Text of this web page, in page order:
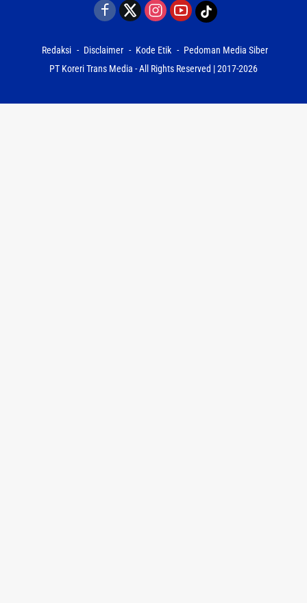
Redaksi Disclaimer Kode Etik
Pedoman Media Siber
PT Koreri Trans Media - All Rights Reserved | 2017-2026